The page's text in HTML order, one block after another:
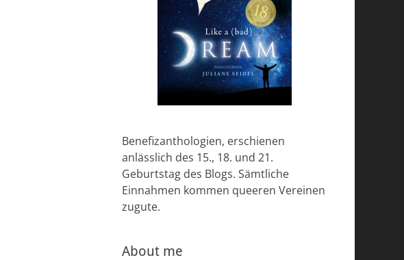
Benefizanthologien, erschienen
anlässlich des 15., 18. und 21.
Geburtstag des Blogs. Sämtliche
Einnahmen kommen queeren Vereinen
zugute.
About me